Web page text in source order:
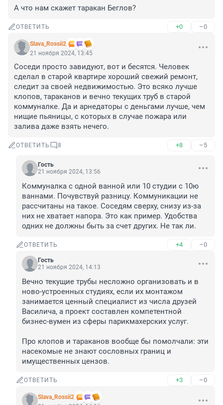
А что нам скажет таракан Беглов?
ОТВЕТИТЬ +0 –0
Slava_Rossii2
21 ноября 2024, 13:45
Соседи просто завидуют, вот и бесятся. Человек
сделал в старой квартире хороший свежий ремонт,
следит за своей недвижимостью. Это всяко лучше
клопов, тараканов и вечно текущих труб в старой
коммуналке. Да и арнедаторы с деньгами лучше, чем
нищие пьяницы, с которых в случае пожара или
залива даже взять нечего.
ОТВЕТИТЬ 8 +8 –5
Гость
21 ноября 2024, 13:56
Коммуналка с одной ванной или 10 студии с 10ю
ваннами. Почувствуй разницу. Коммуникации не
рассчитаны на такое. Соседям сверху, снизу из-за
них не хватает напора. Это как пример. Удобства
одних не должны быть за счет других. Не так ли.
ОТВЕТИТЬ +4 –0
Гость
21 ноября 2024, 14:13
Вечно текущие трубы несложно организовать и в
ново-устроенных студиях, если их монтажом
занимается ценный специалист из числа друзей
Василича, а проект составлен компетентной
бизнес-вумен из сферы парикмахерских услуг.
Про клопов и тараканов вообще бы помолчали: эти
насекомые не знают сословных границ и
имущественных цензов.
ОТВЕТИТЬ +3 –0
Slava_Rossii2